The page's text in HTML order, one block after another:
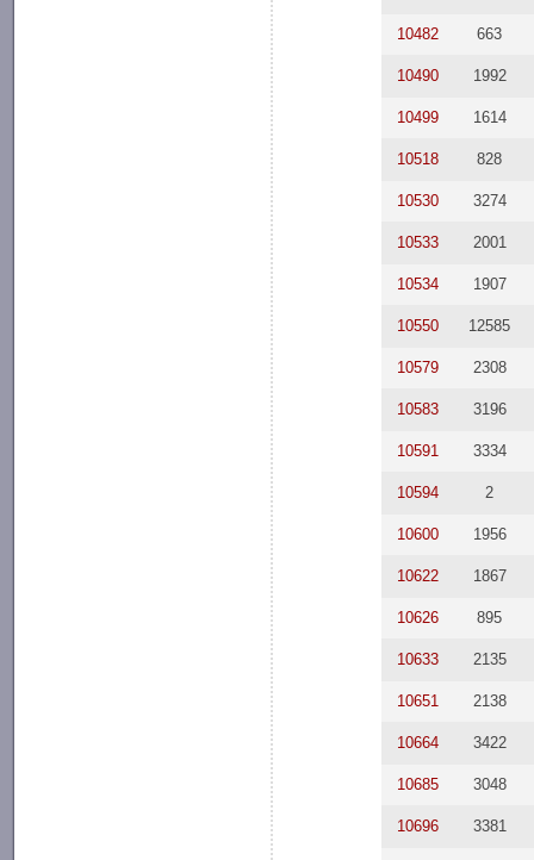
10482 663
10490 1992
10499 1614
10518 828
10530 3274
10533 2001
10534 1907
10550 12585
10579 2308
10583 3196
10591 3334
10594 2
10600 1956
10622 1867
10626 895
10633 2135
10651 2138
10664 3422
10685 3048
10696 3381